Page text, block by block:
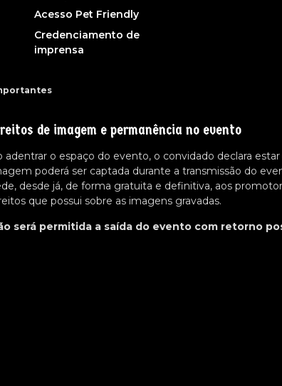
Acesso Pet Friendly
Credenciamento de
imprensa
de imagem e permanência no evento
adentrar o espaço do evento, o convidado declara
poderá ser captada durante a transmissão do
desde já, de forma gratuita e definitiva, aos
que possui sobre as imagens gravadas.
será permitida a saída do evento com retorno